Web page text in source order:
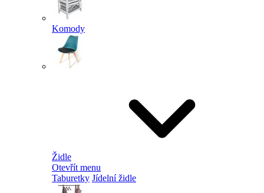
Komody
Židle
Otevřít menu
Taburetky Jídelní židle